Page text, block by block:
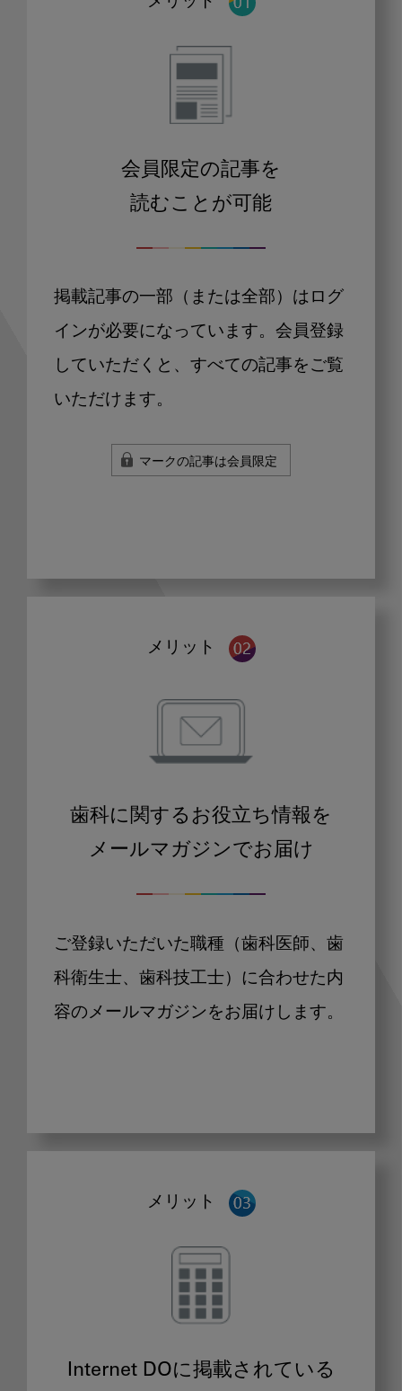
会員限定の記事を
読むことが可能
掲載記事の一部（または全部）はログ
インが必要になっています。会員登録
していただくと、すべての記事をご覧
いただけます。
マークの記事は会員限定
メリット
歯科に関するお役立ち情報を
メールマガジンでお届け
ご登録いただいた職種（歯科医師、歯
科衛生士、歯科技工士）に合わせた内
容のメールマガジンをお届けします。
メリット
Internet DOに掲載されている